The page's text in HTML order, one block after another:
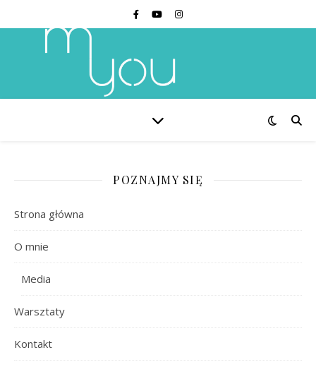
POZNAJMY SIĘ
Strona główna
O mnie
Media
Warsztaty
Kontakt